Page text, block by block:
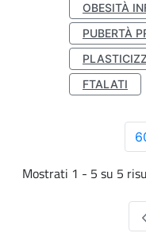
OBESITÀ
PUBERTÀ
FTALATI
Mostrati 1 - 5 su 5